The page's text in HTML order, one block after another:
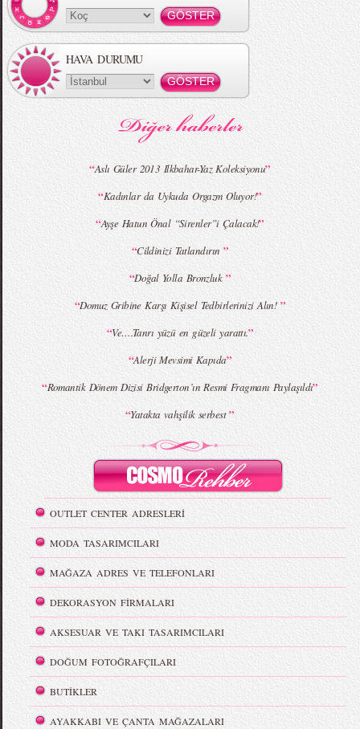
MBFWI - Gülçin Çengel 2015 Yaz
MBFWI - Zeynep Erdoğan 2015 Yaz
MBFWI - Giray Sepin 2015 Yaz Koleksiyonu MBFWI - Burçe Bekrek 2015 Yaz Koleksiyonu
HAVA DURUMU
“Aslı Güler 2013 Ilkbahar-Yaz Koleksiyonu”
“Kadınlar da Uykuda Orgazm Oluyor!”
“Ayşe Hatun Önal “Sirenler”i Çalacak!”
“Cildinizi Tatlandırın ”
“Doğal Yolla Bronzluk ”
“Domuz Gribine Karşı Kişisel Tedbirlerinizi Alın! ”
“Ve….Tanrı yüzü en güzeli yarattı.”
“Alerji Mevsimi Kapıda”
“Romantik Dönem Dizisi Bridgerton’ın Resmi Fragmanı Paylaşıldı”
“Yatakta vahşilik serbest”
OUTLET CENTER ADRESLERİ
MODA TASARIMCILARI
MAĞAZA ADRES VE TELEFONLARI
DEKORASYON FİRMALARI
AKSESUAR VE TAKI TASARIMCILARI
DOĞUM FOTOĞRAFÇILARI
BUTİKLER
AYAKKABI VE ÇANTA MAĞAZALARI